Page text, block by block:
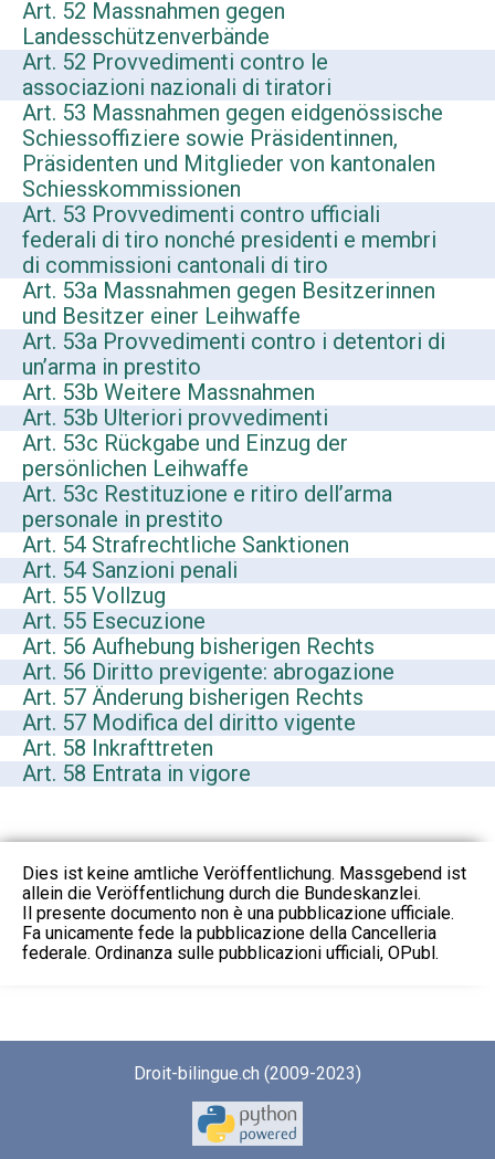
Art. 52 Massnahmen gegen
Landesschützenverbände
Art. 52 Provvedimenti contro le
associazioni nazionali di tiratori
Art. 53 Massnahmen gegen eidgenössische
Schiessoffiziere sowie Präsidentinnen,
Präsidenten und Mitglieder von kantonalen
Schiesskommissionen
Art. 53 Provvedimenti contro ufficiali
federali di tiro nonché presidenti e membri
di commissioni cantonali di tiro
Art. 53a Massnahmen gegen Besitzerinnen
und Besitzer einer Leihwaffe
Art. 53a Provvedimenti contro i detentori di
un’arma in prestito
Art. 53b Weitere Massnahmen
Art. 53b Ulteriori provvedimenti
Art. 53c Rückgabe und Einzug der
persönlichen Leihwaffe
Art. 53c Restituzione e ritiro dell’arma
personale in prestito
Art. 54 Strafrechtliche Sanktionen
Art. 54 Sanzioni penali
Art. 55 Vollzug
Art. 55 Esecuzione
Art. 56 Aufhebung bisherigen Rechts
Art. 56 Diritto previgente: abrogazione
Art. 57 Änderung bisherigen Rechts
Art. 57 Modifica del diritto vigente
Art. 58 Inkrafttreten
Art. 58 Entrata in vigore
Dies ist keine amtliche Veröffentlichung. Massgebend ist
allein die Veröffentlichung durch die Bundeskanzlei.
Il presente documento non è una pubblicazione ufficiale.
Fa unicamente fede la pubblicazione della Cancelleria
federale. Ordinanza sulle pubblicazioni ufficiali, OPubl.
Droit-bilingue.ch (2009-2023)